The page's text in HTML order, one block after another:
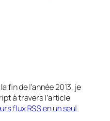
fin de l’année 2013, je
à travers l’article
flux RSS en un seul.